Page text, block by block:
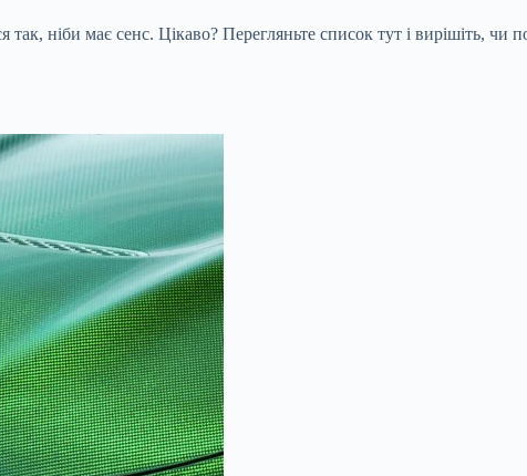
ніби має сенс. Цікаво? Перегляньте список тут і вирішіть, чи